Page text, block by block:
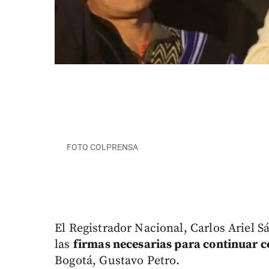
FOTO COLPRENSA
El Registrador Nacional, Carlos Ariel
las firmas necesarias para continuar
Bogotá, Gustavo Petro.